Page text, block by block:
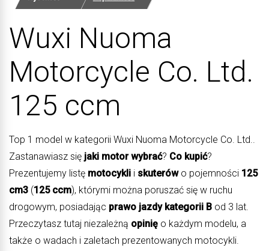
Wuxi Nuoma
Motorcycle Co. Ltd.
125 ccm
Top 1 model w kategorii Wuxi Nuoma Motorcycle Co. Ltd..
Zastanawiasz się jaki motor wybrać? Co kupić?
Prezentujemy listę motocykli i skuterówo pojemności 125
cm3 (125 ccm), którymi można poruszać się w ruchu
drogowym, posiadając prawo jazdy kategorii B od 3 lat.
Przeczytasz tutaj niezależną opinię o każdym modelu, a
także o wadach i zaletach prezentowanych motocykli.